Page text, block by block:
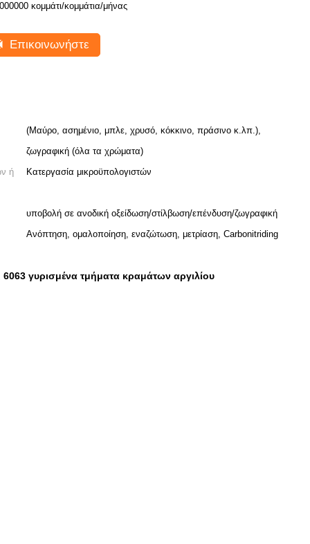
κομμάτι/κομμάτια/μήνας
Επικοινωνήστε
(Μαύρο, ασημένιο, μπλε, χρυσό, κόκκινο, πράσινο κ.λπ.),
ζωγραφική (όλα τα χρώματα)
ή
Κατεργασία μικροϋπολογιστών
υποβολή σε ανοδική οξείδωση/στίλβωση/επένδυση/ζωγραφική
Ανόπτηση, ομαλοποίηση, εναζώτωση, μετρίαση, Carbonitriding
6063 γυρισμένα τμήματα κραμάτων αργιλίου